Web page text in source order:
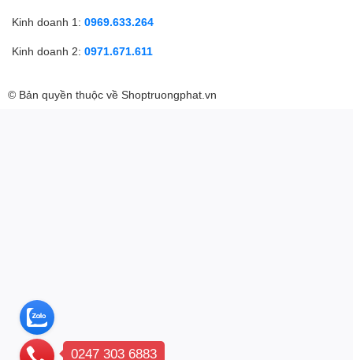
Kinh doanh 1: 0969.633.264
Kinh doanh 2: 0971.671.611
© Bản quyền thuộc về Shoptruongphat.vn
0247 303 6883